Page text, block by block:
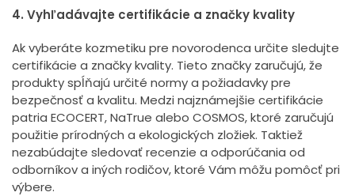
4. Vyhľadávajte certifikácie a značky kvality
Ak vyberáte kozmetiku pre novorodenca určite sledujte
certifikácie a značky kvality. Tieto značky zaručujú, že
produkty spĺňajú určité normy a požiadavky pre
bezpečnosť a kvalitu. Medzi najznámejšie certifikácie
patria ECOCERT, NaTrue alebo COSMOS, ktoré zaručujú
použitie prírodných a ekologických zložiek. Taktiež
nezabúdajte sledovať recenzie a odporúčania od
odborníkov a iných rodičov, ktoré Vám môžu pomôcť pri
výbere.